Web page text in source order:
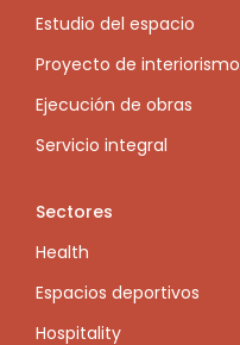
Estudio del espacio
Proyecto de interiorismo
Ejecución de obras
Servicio integral
Sectores
Health
Espacios deportivos
Hospitality